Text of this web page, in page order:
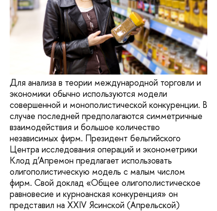
Для анализа в теории международной торговли и
экономики обычно используются модели
совершенной и монополистической конкуренции. В
случае последней предполагаются симметричные
взаимодействия и большое количество
независимых фирм. Президент бельгийского
Центра исследования операций и эконометрики
Клод д’Апремон предлагает использовать
олигополистическую модель с малым числом
фирм. Свой доклад «Общее олигополистическое
равновесие и курноанская конкуренция» он
представил на XXIV Ясинской (Апрельской)